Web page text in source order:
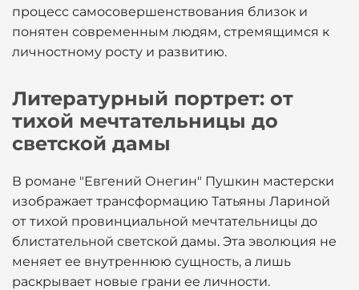
процесс самосовершенствования близок и
понятен современным людям, стремящимся к
личностному росту и развитию.
Литературный портрет: от
тихой мечтательницы до
светской дамы
В романе "Евгений Онегин" Пушкин мастерски
изображает трансформацию Татьяны Лариной
от тихой провинциальной мечтательницы до
блистательной светской дамы. Эта эволюция не
меняет ее внутреннюю сущность, а лишь
раскрывает новые грани ее личности.